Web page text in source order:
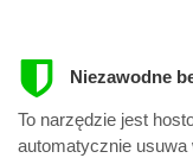
Niezawodne
To narzędzie jest
automatycznie usuwa